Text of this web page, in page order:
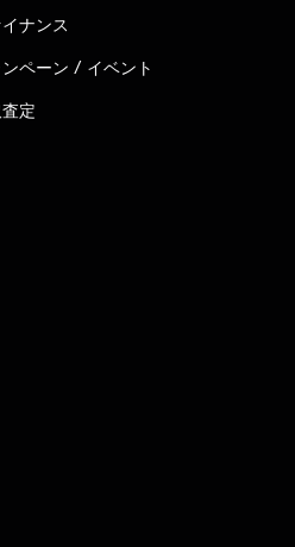
ナンス
ペーン / イベント
定